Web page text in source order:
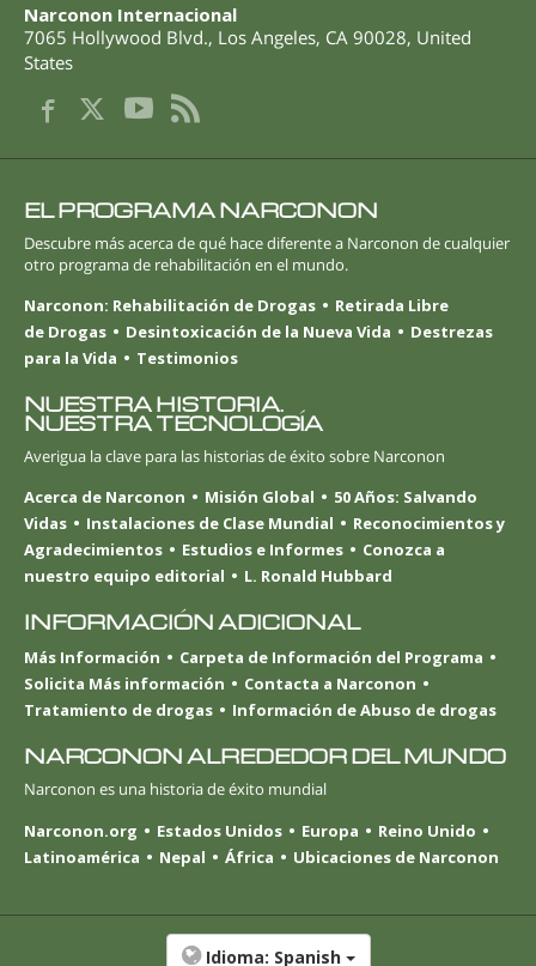
Narconon Internacional
7065 Hollywood Blvd., Los Angeles, CA 90028, United
States
EL PROGRAMA NARCONON
Descubre más acerca de qué hace diferente a Narconon de cualquier
otro programa de rehabilitación en el mundo.
Narconon: Rehabilitación de Drogas
Retirada Libre
de Drogas
Desintoxicación de la Nueva Vida
Destrezas
para la Vida
Testimonios
NUESTRA HISTORIA.
NUESTRA TECNOLOGÍA
Averigua la clave para las historias de éxito sobre Narconon
Acerca de Narconon
Misión Global
50 Años: Salvando
Vidas
Instalaciones de Clase Mundial
Reconocimientos y
Agradecimientos
Estudios e Informes
Conozca a
nuestro equipo editorial
L. Ronald Hubbard
INFORMACIÓN ADICIONAL
Más Información
Carpeta de Información del Programa
Solicita Más información
Contacta a Narconon
Tratamiento de drogas
Información de Abuso de drogas
NARCONON ALREDEDOR DEL MUNDO
Narconon es una historia de éxito mundial
Narconon.org
Estados Unidos Europa
Reino Unido
Latinoamérica
Nepal África Ubicaciones de Narconon
Idioma: Spanish